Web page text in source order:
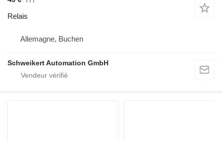
Relais
Allemagne, Buchen
Schweikert Automation GmbH